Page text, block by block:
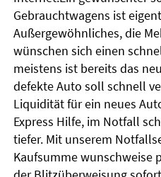
Gebrauchtwagens ist
Außergewöhnliches, die
wünschen sich einen
meistens ist bereits das
defekte Auto soll schnell
Liquidität für ein neues
Express Hilfe, im Notfall
tiefer. Mit unserem
Kaufsumme wunschweise